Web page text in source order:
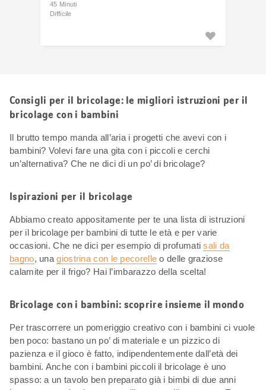
45 Minuti
Difficile
Consigli per il bricolage: le migliori istruzioni per il
bricolage con i bambini
Il brutto tempo manda all’aria i progetti che avevi con i
bambini? Volevi fare una gita con i piccoli e cerchi
un’alternativa? Che ne dici di un po’ di bricolage?
Ispirazioni per il bricolage
Abbiamo creato appositamente per te una lista di istruzioni
per il bricolage per bambini di tutte le età e per varie
occasioni. Che ne dici per esempio di profumatisali da
bagno, unagiostrina con le pecorelle o delle graziose
calamite per il frigo? Hai l’imbarazzo della scelta!
Bricolage con i bambini: scoprire insieme il mondo
Per trascorrere un pomeriggio creativo con i bambini ci vuole
ben poco: bastano un po’ di materiale e un pizzico di
pazienza e il gioco è fatto, indipendentemente dall’età dei
bambini. Anche con i bambini piccoli il bricolage è uno
spasso: a un tavolo ben preparato già i bimbi di due anni